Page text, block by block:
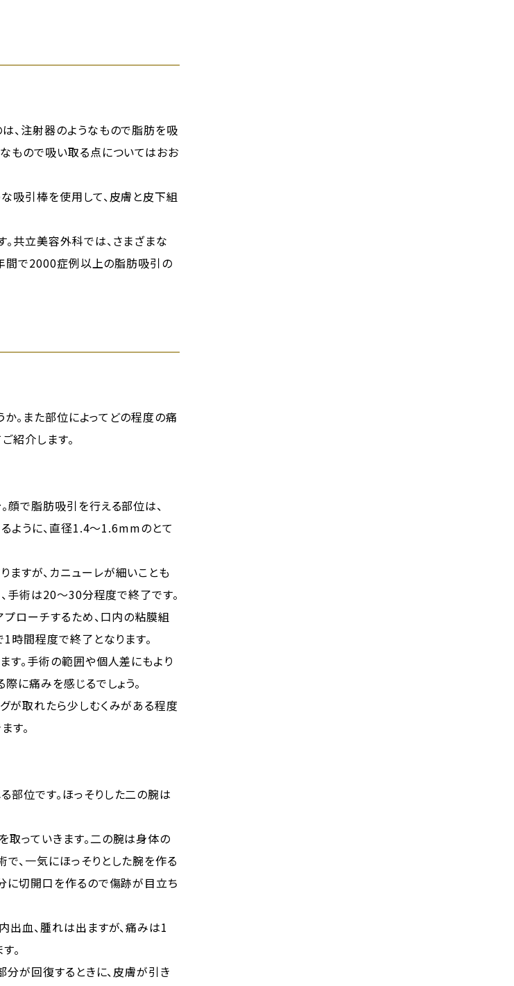
、注射器のようなもので脂肪を吸
もので吸い取る点についてはおお
吸引棒を使用して、皮膚と皮下組
共立美容外科では、さまざまな
間で2000症例以上の脂肪吸引の
。また部位によってどの程度の痛
紹介します。
顔で脂肪吸引を行える部位は、
るように、直径1.4～1.6mmのとて
すが、カニューレが細いことも
手術は20～30分程度で終了です。
プローチするため、口内の粘膜組
時間程度で終了となります。
す。手術の範囲や個人差にもより
に痛みを感じるでしょう。
が取れたら少しむくみがある程度
す。
位です。ほっそりした二の腕は
っていきます。二の腕は身体の
、一気にほっそりとした腕を作る
に切開口を作るので傷跡が目立ち
血、腫れは出ますが、痛みは1
。
分が回復するときに、皮膚が引き